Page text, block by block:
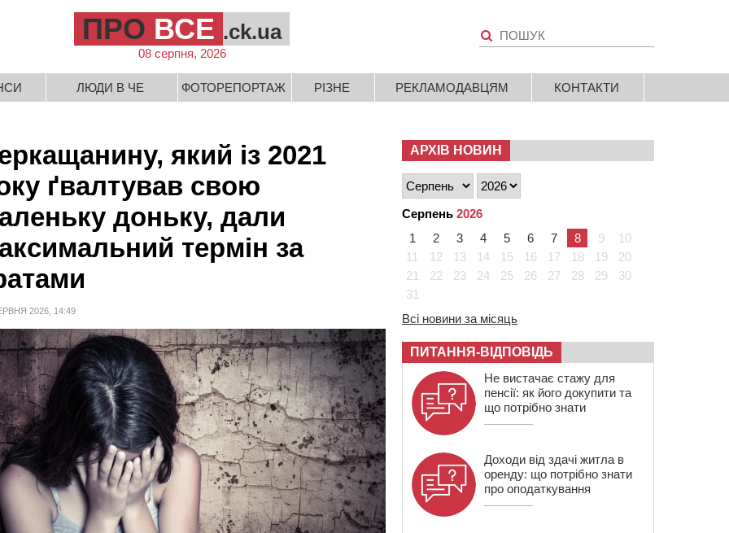
ПРО ВСЕ .ck.ua
08 серпня, 2026
ЛЮДИ В ЧЕ ФОТОРЕПОРТАЖ РІЗНЕ РЕКЛАМОДАВЦЯМ КОНТАКТИ
який із 2021
ґвалтував свою
доньку, дали
термін за
2026, 14:49
АРХІВ НОВИН
Серпень 2026
1
2 3 4 5 6 7 8 9
10
11
12 13 14 15 16 17 18 19
20
21
22 23 24 25 26 27 28 29
30
31
Всі новини за місяць
ПИТАННЯ-ВІДПОВІДЬ
Не вистачає стажу для
пенсії: як його докупити та
що потрібно знати
Доходи від здачі житла в
оренду: що потрібно знати
про оподаткування